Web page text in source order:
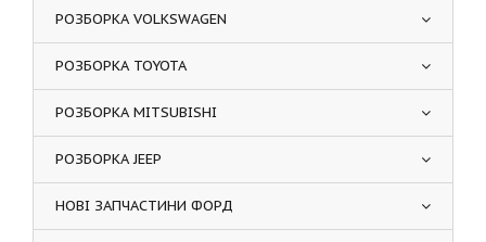
РОЗБОРКА VOLKSWAGEN
РОЗБОРКА TOYOTA
РОЗБОРКА MITSUBISHI
РОЗБОРКА JEEP
НОВІ ЗАПЧАСТИНИ ФОРД